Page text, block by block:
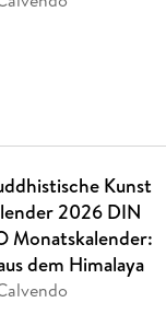
Kunst
2026 DIN
Monatskalender:
dem Himalaya